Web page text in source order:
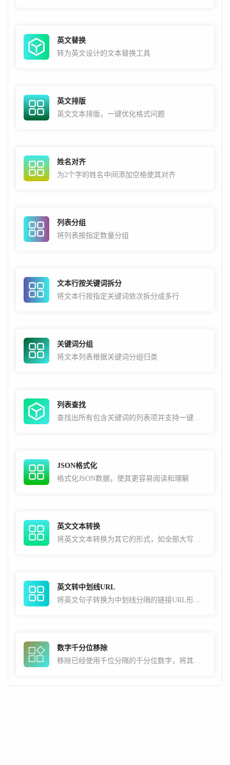
英文替换
转为英文设计的文本替换工具
英文排版
英文文本排版，一键优化格式问题
姓名对齐
为2个字的姓名中间添加空格使其对齐
列表分组
将列表按指定数量分组
文本行按关键词拆分
将文本行按指定关键词依次拆分成多行
关键词分组
将文本列表根据关键词分组归类
列表查找
查找出所有包含关键词的列表项并支持一键复制
JSON格式化
格式化JSON数据，使其更容易阅读和理解
英文文本转换
将英文文本转换为其它的形式，如全部大写，全部小写，首字母大写，中划线分隔，下划线分隔等
英文转中划线URL
将英文句子转换为中划线分隔的链接URL形式，常用于SEO用途
数字千分位移除
移除已经使用千位分隔的千分位数字，将其还原为不带符号分隔的正常数字。